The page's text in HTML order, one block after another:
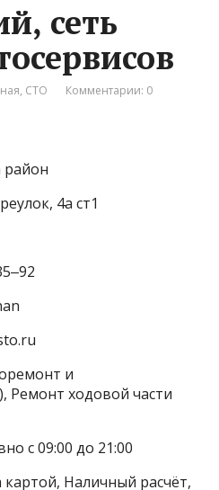
сеть
, СТО Комментарии: 0
район
4а ст1
и
Ремонт ходовой части
с 09:00 до 21:00
Наличный расчёт,